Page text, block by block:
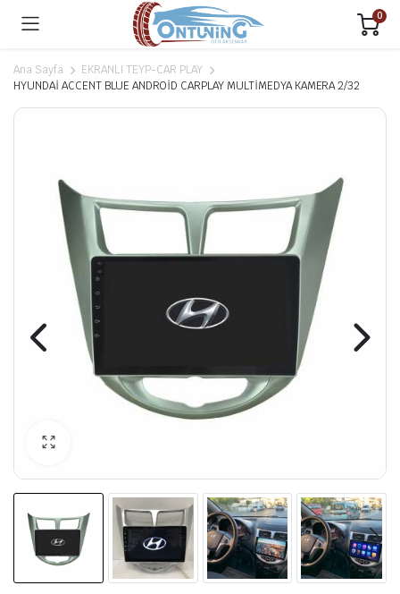
0
Ana Sayfa
EKRANLI TEYP-CAR PLAY
HYUNDAİ ACCENT BLUE ANDROİD CARPLAY MULTİMEDYA KAMERA 2/32